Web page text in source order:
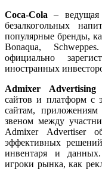
Coca-Cola – ведущая
безалкогольных
популярные бренды,
Bonaqua,
официально
иностранных
Admixer Advertising
сайтов и платформ с
сайтам,
звеном между
Admixer Advertiser
эффективных
инвентаря и
игроки рынка, как